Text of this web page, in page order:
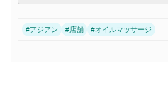
#アジアン #店舗 #オイルマッサージ